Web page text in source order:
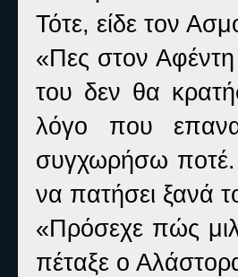
Τότε, είδε τον
«Πες στον Αφέντη
του δεν θα
λόγο που
συγχωρήσω ποτέ.
να πατήσει ξανά
«Πρόσεχε πώς
πέταξε ο